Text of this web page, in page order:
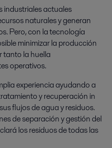
industriales actuales
naturales y generan
Pero, con la tecnología
minimizar la producción
tanto la huella
operativos.
experiencia ayudando a
y recuperación in
flujos de agua y residuos.
de separación y gestión del
los residuos de todas las